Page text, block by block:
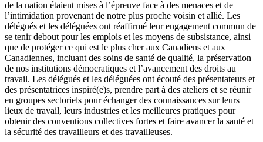
de la nation étaient mises à l’épreuve face à des menaces et de
l’intimidation provenant de notre plus proche voisin et allié. Les
délégués et les déléguées ont réaffirmé leur engagement commun de
se tenir debout pour les emplois et les moyens de subsistance, ainsi
que de protéger ce qui est le plus cher aux Canadiens et aux
Canadiennes, incluant des soins de santé de qualité, la préservation
de nos institutions démocratiques et l’avancement des droits au
travail. Les délégués et les déléguées ont écouté des présentateurs et
des présentatrices inspiré(e)s, prendre part à des ateliers et se réunir
en groupes sectoriels pour échanger des connaissances sur leurs
lieux de travail, leurs industries et les meilleures pratiques pour
obtenir des conventions collectives fortes et faire avancer la santé et
la sécurité des travailleurs et des travailleuses.